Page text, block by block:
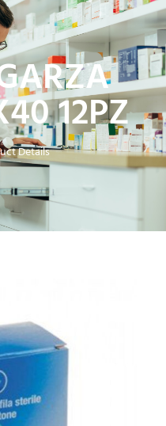
12PZ
Details